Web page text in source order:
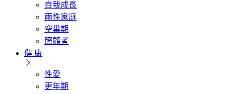
自我成長
兩性家庭
空巢期
照顧者
健 康
性愛
更年期